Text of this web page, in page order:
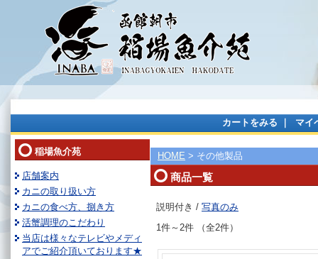
カートをみる マイ
稲場魚介苑
店舗案内
カニの取り扱い方
カニの食べ方、捌き方
活蟹調理のこだわり
当店は様々なテレビやメディ
アでご紹介頂いております★
HOME > その他製品
商品一覧
説明付き / 写真のみ
1件～2件 （全2件）